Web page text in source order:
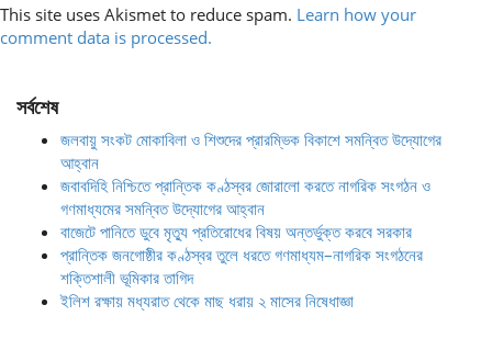
This site uses Akismet to reduce spam. Learn how your
comment data is processed.
সর্বশেষ
জলবায়ু সংকট মোকাবিলা ও শিশুদের প্রারম্ভিক বিকাশে সমন্বিত উদ্যোগের
আহ্বান
জবাবদিহি নিশ্চিতে প্রান্তিক কণ্ঠস্বর জোরালো করতে নাগরিক সংগঠন ও
গণমাধ্যমের সমন্বিত উদ্যোগের আহ্বান
বাজেটে পানিতে ডুবে মৃত্যু প্রতিরোধের বিষয় অন্তর্ভুক্ত করবে সরকার
প্রান্তিক জনগোষ্ঠীর কণ্ঠস্বর তুলে ধরতে গণমাধ্যম–নাগরিক সংগঠনের
শক্তিশালী ভূমিকার তাগিদ
ইলিশ রক্ষায় মধ্যরাত থেকে মাছ ধরায় ২ মাসের নিষেধাজ্ঞা